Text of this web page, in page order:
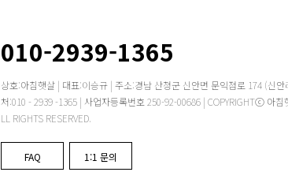
010-2939-1365
상호:아침햇살 | 대표:이승규 | 주소:경남 산청군 신안면 문익점로 174 (신
처:010 - 2939 -1365 | 사업자등록번호 250-92-00686 | COPYRIGHTⓒ 아침
LL RIGHTS RESERVED.
FAQ 1:1 문의